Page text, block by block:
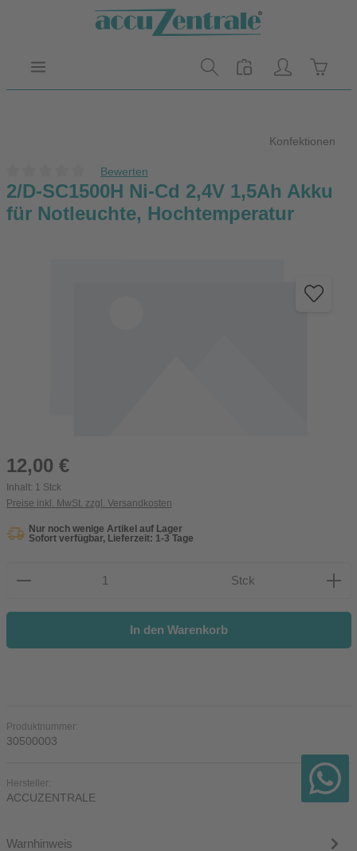
Zum Hauptinhalt springen
Konfektionen
Durchschnittliche Bewertung von 0 von 5 Sternen
Bewerten
2/D-SC1500H Ni-Cd 2,4V 1,5Ah Akku
für Notleuchte, Hochtemperatur
Regulärer Preis:
12,00 €
Inhalt: 1 Stck
Preise inkl. MwSt. zzgl. Versandkosten
Nur noch wenige Artikel auf Lager
Sofort verfügbar, Lieferzeit: 1-3 Tage
Produkt Anzahl: Gib den gewünschten Wert ein oder
Stck
In den Warenkorb
Produktnummer:
30500003
Hersteller:
ACCUZENTRALE
Warnhinweis